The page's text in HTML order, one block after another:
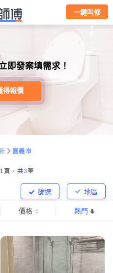
一鍵叫修
即發案填需求！
得報價
嘉義市
頁， 共3筆
地區
篩選
價格 熱門